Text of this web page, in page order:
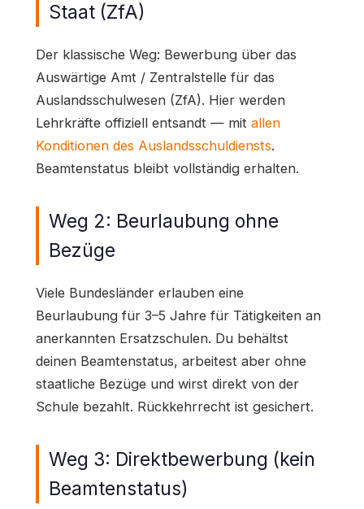
Staat (ZfA)
Der klassische Weg: Bewerbung über das
Auswärtige Amt / Zentralstelle für das
Auslandsschulwesen (ZfA). Hier werden
Lehrkräfte offiziell entsandt — mit allen
Konditionen des Auslandsschuldiensts.
Beamtenstatus bleibt vollständig erhalten.
Weg 2: Beurlaubung ohne
Bezüge
Viele Bundesländer erlauben eine
Beurlaubung für 3–5 Jahre für Tätigkeiten an
anerkannten Ersatzschulen. Du behältst
deinen Beamtenstatus, arbeitest aber ohne
staatliche Bezüge und wirst direkt von der
Schule bezahlt. Rückkehrrecht ist gesichert.
Weg 3: Direktbewerbung (kein
Beamtenstatus)